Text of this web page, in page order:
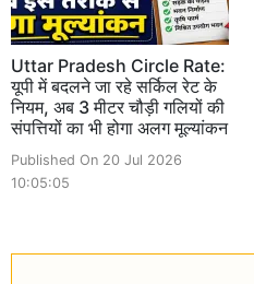
Uttar Pradesh Circle Rate:
यूपी में बदलने जा रहे सर्किल रेट के
नियम, अब 3 मीटर चौड़ी गलियों की
संपत्तियों का भी होगा अलग मूल्यांकन
Published On 20 Jul 2026
10:05:05